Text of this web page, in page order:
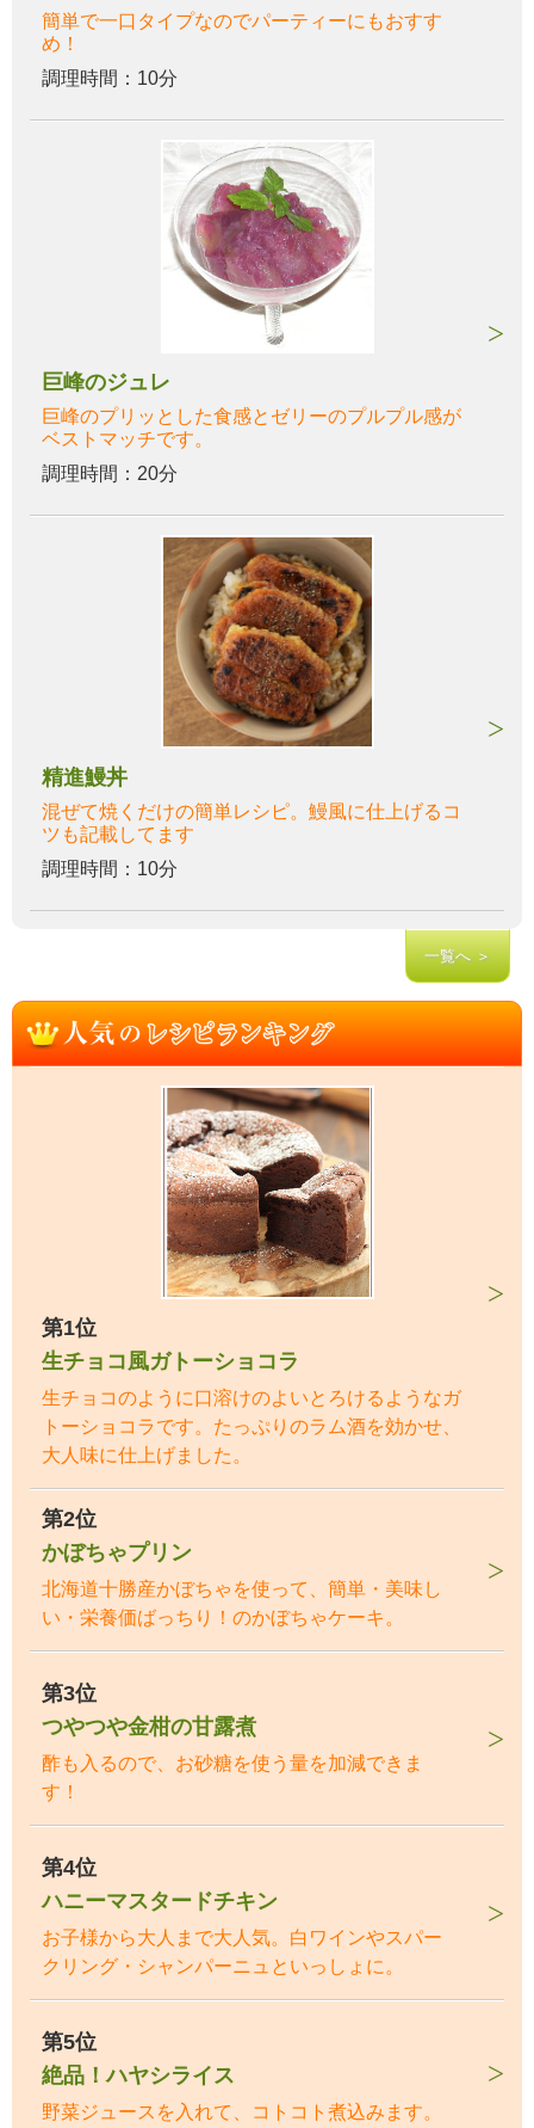
簡単で一口タイプなのでパーティーにもおすす
め！
調理時間：10分
巨峰のジュレ
巨峰のプリッとした食感とゼリーのプルプル感が
ベストマッチです。
調理時間：20分
精進鰻丼
混ぜて焼くだけの簡単レシピ。鰻風に仕上げるコ
ツも記載してます
調理時間：10分
一覧へ ＞
第1位
生チョコ風ガトーショコラ
生チョコのように口溶けのよいとろけるようなガ
トーショコラです。たっぷりのラム酒を効かせ、
大人味に仕上げました。
第2位
かぼちゃプリン
北海道十勝産かぼちゃを使って、簡単・美味し
い・栄養価ばっちり！のかぼちゃケーキ。
第3位
つやつや金柑の甘露煮
酢も入るので、お砂糖を使う量を加減できま
す！
第4位
ハニーマスタードチキン
お子様から大人まで大人気。白ワインやスパー
クリング・シャンパーニュといっしょに。
第5位
絶品！ハヤシライス
野菜ジュースを入れて、コトコト煮込みます。